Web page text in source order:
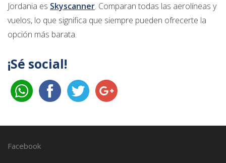
Jordania es Skyscanner. Comparan todas las aerolíneas y
vuelos, lo que significa que siempre pueden ofrecerte la
opción más barata.
¡Sé social!
Facebook